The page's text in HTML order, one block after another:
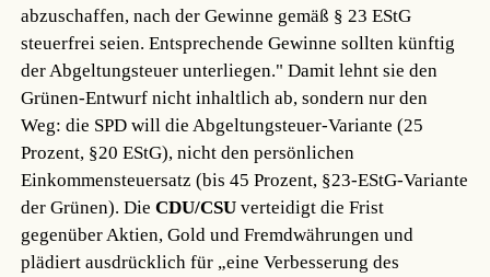
abzuschaffen, nach der Gewinne gemäß § 23 EStG
steuerfrei seien. Entsprechende Gewinne sollten künftig
der Abgeltungsteuer unterliegen." Damit lehnt sie den
Grünen-Entwurf nicht inhaltlich ab, sondern nur den
Weg: die SPD will die Abgeltungsteuer-Variante (25
Prozent, §20 EStG), nicht den persönlichen
Einkommensteuersatz (bis 45 Prozent, §23-EStG-Variante
der Grünen). DieCDU/CSU verteidigt die Frist
gegenüber Aktien, Gold und Fremdwährungen und
plädiert ausdrücklich für „eine Verbesserung des